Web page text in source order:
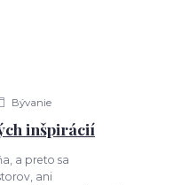
Bývanie
inšpirácií
a preto sa
ani